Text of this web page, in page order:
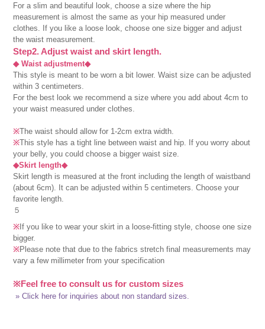
For a slim and beautiful look, choose a size where the hip
measurement is almost the same as your hip measured under
clothes. If you like a loose look, choose one size bigger and adjust
the waist measurement.
Step2. Adjust waist and skirt length.
◆ Waist adjustment◆
This style is meant to be worn a bit lower. Waist size can be adjusted
within 3 centimeters.
For the best look we recommend a size where you add about 4cm to
your waist measured under clothes.
※The waist should allow for 1-2cm extra width.
※This style has a tight line between waist and hip. If you worry about
your belly, you could choose a bigger waist size.
◆Skirt length◆
Skirt length is measured at the front including the length of waistband
(about 6cm). It can be adjusted within 5 centimeters. Choose your
favorite length.
５
※If you like to wear your skirt in a loose-fitting style, choose one size
bigger.
※Please note that due to the fabrics stretch final measurements may
vary a few millimeter from your specification
※Feel free to consult us for custom sizes
» Click here for inquiries about non standard sizes.